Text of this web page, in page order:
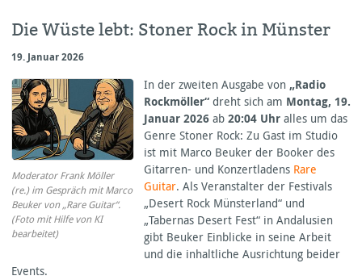
Die Wüste lebt: Stoner Rock in Münster
19. Januar 2026
Moderator Frank Möller
(re.) im Gespräch mit Marco
Beuker von „Rare Guitar“.
(Foto mit Hilfe von KI
bearbeitet)
In der zweiten Ausgabe von „Radio
Rockmöller“dreht sich am Montag, 19.
Januar 2026ab 20:04 Uhralles um das
Genre Stoner Rock: Zu Gast im Studio
ist mit Marco Beuker der Booker des
Gitarren- und Konzertladens Rare
Guitar. Als Veranstalter der Festivals
„Desert Rock Münsterland“ und
„Tabernas Desert Fest“ in Andalusien
gibt Beuker Einblicke in seine Arbeit
und die inhaltliche Ausrichtung beider
Events.